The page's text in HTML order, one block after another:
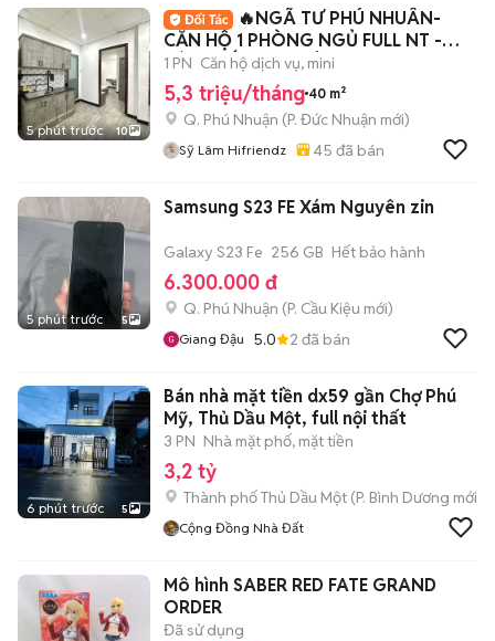
- TÂN BÌNH
5 phút trước 10
🔥NGÃ TƯ PHÚ NHUÂN-
CĂN HỘ 1 PHÒNG NGỦ FULL NT -
TÁCH BẾP-BAN CÔNG-40M2
1 PN Căn hộ dịch vụ, mini
5,3 triệu/tháng 40 m²
Q. Phú Nhuận (P. Đức Nhuận mới)
Sỹ Lâm Hifriendz 45 đã bán
5 phút trước 5
Samsung S23 FE Xám Nguyên zin
Galaxy S23 Fe 256 GB Hết bảo hành
6.300.000 đ
Q. Phú Nhuận (P. Cầu Kiệu mới)
Giang Đậu 5.0 2 đã bán
6 phút trước 5
Bán nhà mặt tiền dx59 gần Chợ Phú
Mỹ, Thủ Dầu Một, full nội thất
3 PN Nhà mặt phố, mặt tiền
3,2 tỷ
Thành phố Thủ Dầu Một (P. Bình Dương mới)
Cộng Đồng Nhà Đất
Mô hình SABER RED FATE GRAND
ORDER
Đã sử dụng